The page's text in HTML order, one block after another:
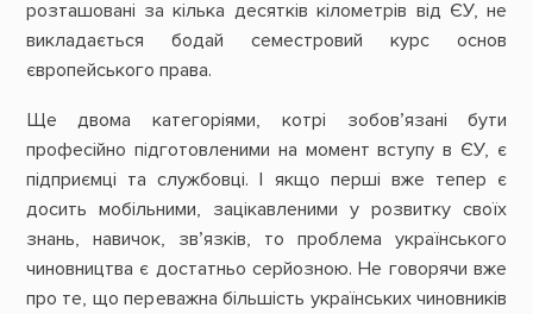
розташовані за кілька десятків кілометрів від ЄУ, не
викладається бодай семестровий курс основ
європейського права.
Ще двома категоріями, котрі зобов’язані бути
професійно підготовленими на момент вступу в ЄУ, є
підприємці та службовці. І якщо перші вже тепер є
досить мобільними, зацікавленими у розвитку своїх
знань, навичок, зв’язків, то проблема українського
чиновництва є достатньо серйозною. Не говорячи вже
про те, що переважна більшість українських чиновників